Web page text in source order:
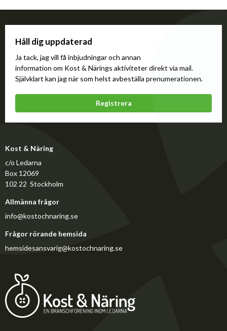
Håll dig uppdaterad
Ja tack, jag vill få inbjudningar och annan
information om Kost & Närings aktiviteter direkt via mail.
Självklart kan jag när som helst avbeställa prenumerationen.
Registrera
Kost & Näring
c/o Ledarna
Box 12069
102 22 Stockholm
Allmänna frågor
info@kostochnaring.se
Frågor rörande hemsida
hemsidesansvarig@kostochnaring.se